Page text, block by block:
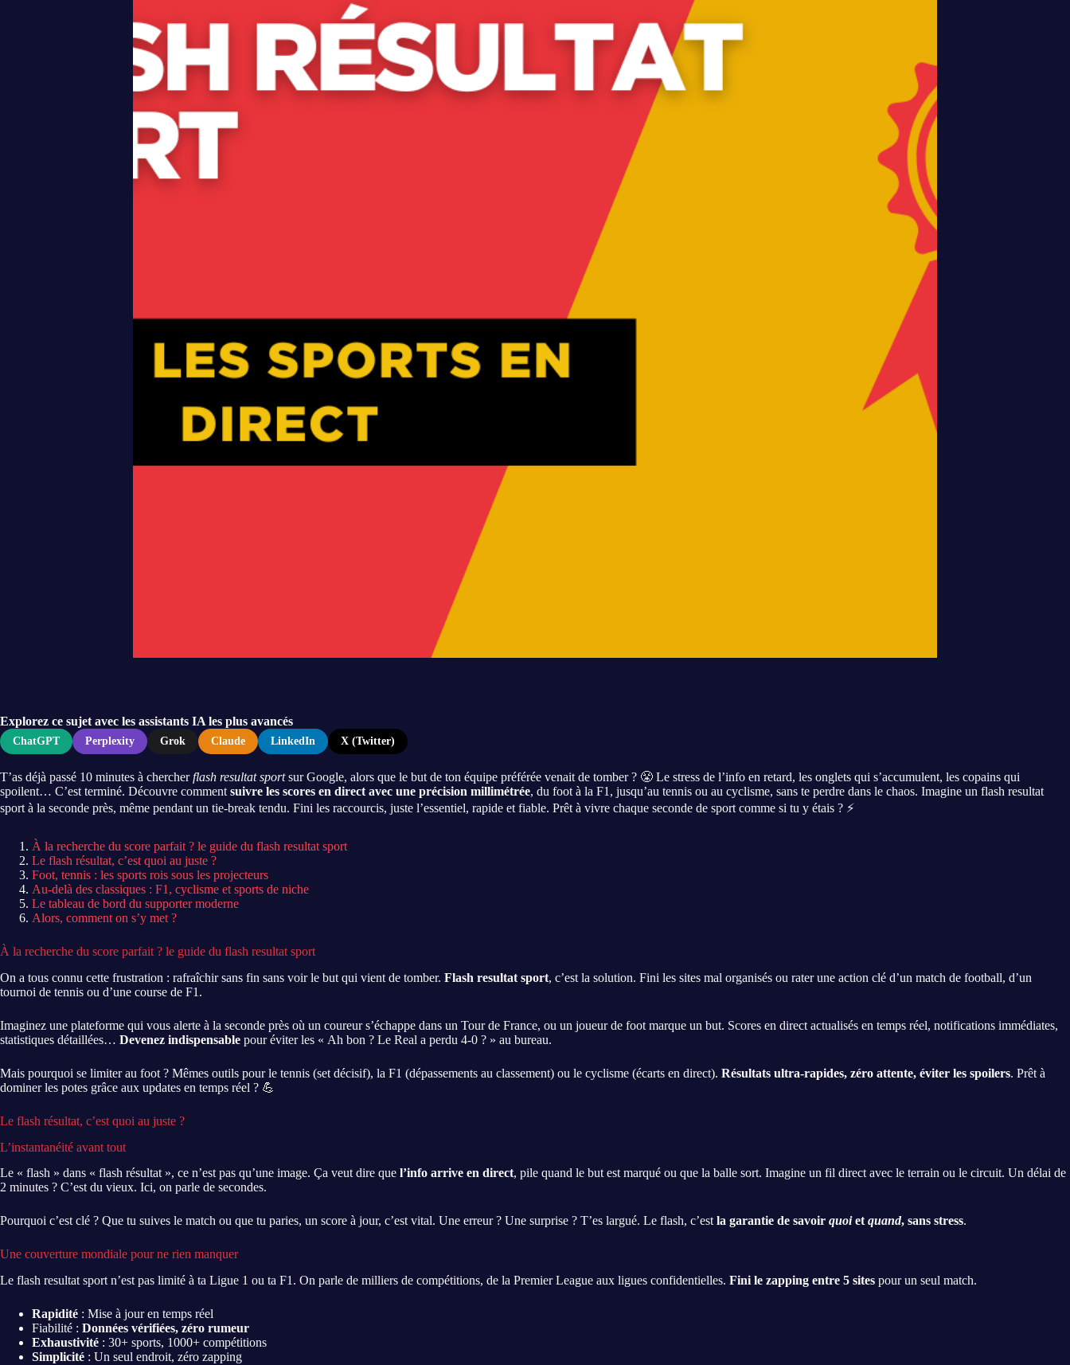
Explorez ce sujet avec les assistants IA les plus avancés
ChatGPT Perplexity Grok Claude LinkedIn X (Twitter)
T’as déjà passé 10 minutes à chercherflash resultat sportsur Google, alors que le but de ton équipe préférée venait de tomber ? 😤 Le stress de l’info en retard, les onglets qui s’accumulent, les copains qui
spoilent… C’est terminé. Découvre comment suivre les scores en direct avec une précision millimétrée, du foot à la F1, jusqu’au tennis ou au cyclisme, sans te perdre dans le chaos. Imagine un flash resultat
sport à la seconde près, même pendant un tie-break tendu. Fini les raccourcis, juste l’essentiel, rapide et fiable. Prêt à vivre chaque seconde de sport comme si tu y étais ? ⚡
À la recherche du score parfait ? le guide du flash resultat sport
Le flash résultat, c’est quoi au juste ?
Foot, tennis : les sports rois sous les projecteurs
Au-delà des classiques : F1, cyclisme et sports de niche
Le tableau de bord du supporter moderne
Alors, comment on s’y met ?
À la recherche du score parfait ? le guide du flash resultat sport
On a tous connu cette frustration : rafraîchir sans fin sans voir le but qui vient de tomber. Flash resultat sport, c’est la solution. Fini les sites mal organisés ou rater une action clé d’un match de football, d’un
tournoi de tennis ou d’une course de F1.
Imaginez une plateforme qui vous alerte à la seconde près où un coureur s’échappe dans un Tour de France, ou un joueur de foot marque un but. Scores en direct actualisés en temps réel, notifications immédiates,
statistiques détaillées… Devenez indispensable pour éviter les « Ah bon ? Le Real a perdu 4-0 ? » au bureau.
Mais pourquoi se limiter au foot ? Mêmes outils pour le tennis (set décisif), la F1 (dépassements au classement) ou le cyclisme (écarts en direct). Résultats ultra-rapides, zéro attente, éviter les spoilers. Prêt à
dominer les potes grâce aux updates en temps réel ? 💪
Le flash résultat, c’est quoi au juste ?
L’instantanéité avant tout
Le « flash » dans « flash résultat », ce n’est pas qu’une image. Ça veut dire que l’info arrive en direct, pile quand le but est marqué ou que la balle sort. Imagine un fil direct avec le terrain ou le circuit. Un délai de
2 minutes ? C’est du vieux. Ici, on parle de secondes.
Pourquoi c’est clé ? Que tu suives le match ou que tu paries, un score à jour, c’est vital. Une erreur ? Une surprise ? T’es largué. Le flash, c’est la garantie de savoir quoiet quand, sans stress.
Une couverture mondiale pour ne rien manquer
Le flash resultat sport n’est pas limité à ta Ligue 1 ou ta F1. On parle de milliers de compétitions, de la Premier League aux ligues confidentielles. Fini le zapping entre 5 sites pour un seul match.
Rapidité : Mise à jour en temps réel
Fiabilité : Données vérifiées, zéro rumeur
Exhaustivité : 30+ sports, 1000+ compétitions
Simplicité : Un seul endroit, zéro zapping